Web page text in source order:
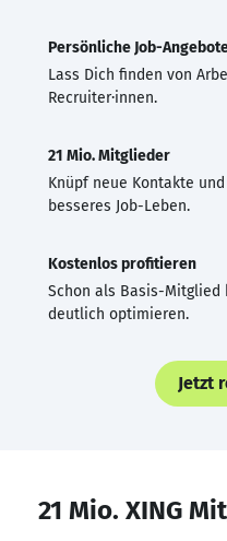
Persönliche Job-
Lass Dich finden von
Recruiter·innen.
21 Mio. Mitglieder
Knüpf neue Kontakte
besseres Job-Leben.
Kostenlos profitieren
Schon als Basis-Mitglied
deutlich optimieren.
Jetzt
21 Mio. XING